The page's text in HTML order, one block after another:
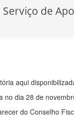
Serviço de
aqui
no dia 28 de
do Conselho